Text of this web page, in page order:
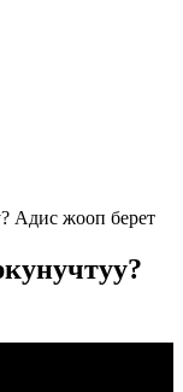
Адис жооп берет